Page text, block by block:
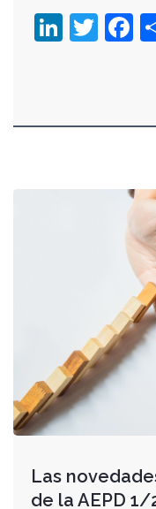
Las
de la AEPD 1/